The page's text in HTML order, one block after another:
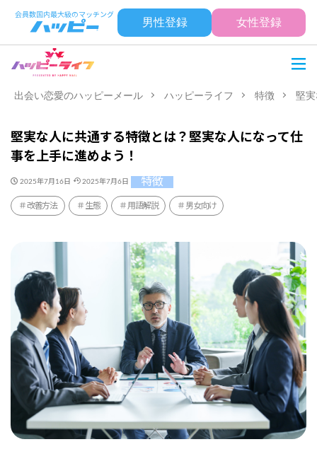
男性登録 女性登録
出会い恋愛のハッピーメール ハッピーライフ 特徴 堅
堅実な人に共通する特徴とは？堅実な人になって仕
事を上手に進めよう！
2025年7月16日 2025年7月6日 特徴
改善方法 生態 用語解説 男女向け